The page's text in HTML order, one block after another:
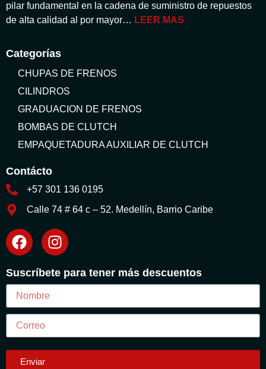
pilar fundamental en la cadena de suministro de repuestos
de alta calidad al por mayor… LEER MAS
Categorías
CHUPAS DE FRENOS
CILINDROS
GRADUACION DE FRENOS
BOMBAS DE CLUTCH
EMPAQUETADURA AUXILIAR DE CLUTCH
Contácto
+57 301 136 0195
Calle 74 # 64 c – 52. Medellín, Barrio Caribe
Suscríbete para tener más descuentos
Enviar